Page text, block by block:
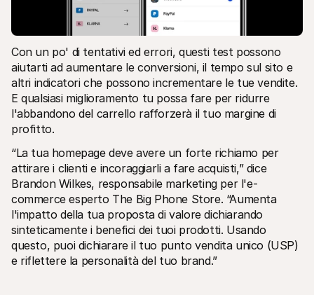
Con un po' di tentativi ed errori, questi test possono
aiutarti ad aumentare le conversioni, il tempo sul sito e
altri indicatori che possono incrementare le tue vendite.
E qualsiasi miglioramento tu possa fare per ridurre
l'abbandono del carrello rafforzerà il tuo margine di
profitto.
“La tua homepage deve avere un forte richiamo per
attirare i clienti e incoraggiarli a fare acquisti,” dice
Brandon Wilkes, responsabile marketing per l'e-
commerce esperto The Big Phone Store. “Aumenta
l'impatto della tua proposta di valore dichiarando
sinteticamente i benefici dei tuoi prodotti. Usando
questo, puoi dichiarare il tuo punto vendita unico (USP)
e riflettere la personalità del tuo brand.”